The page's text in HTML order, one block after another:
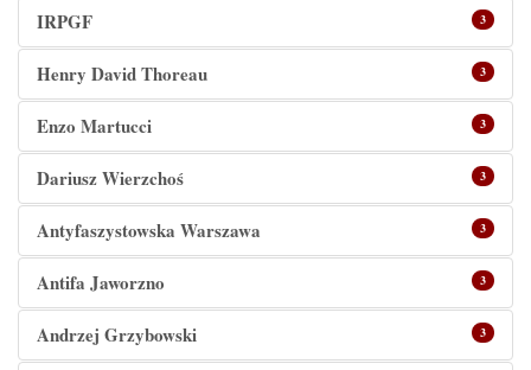
IRPGF 3
Henry David Thoreau 3
Enzo Martucci 3
Dariusz Wierzchoś 3
Antyfaszystowska Warszawa 3
Antifa Jaworzno 3
Andrzej Grzybowski 3